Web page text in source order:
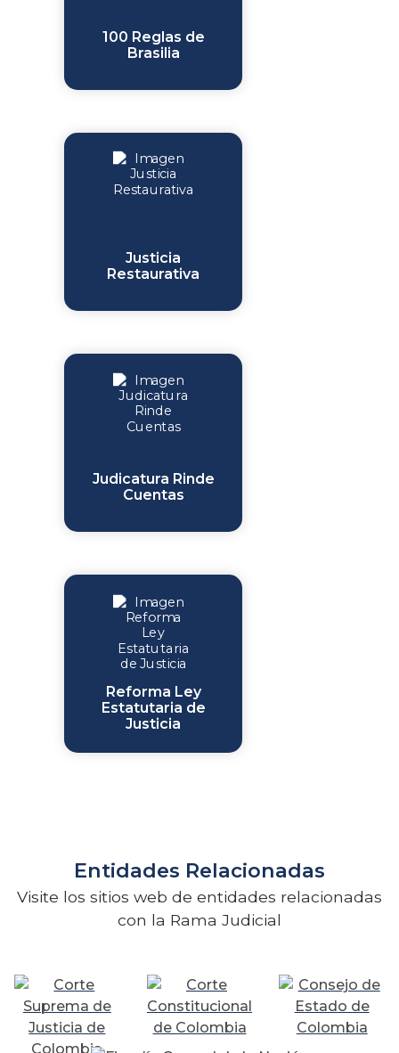
100 Reglas de
Brasilia
Justicia
Restaurativa
Judicatura Rinde
Cuentas
Reforma Ley
Estatutaria de
Justicia
Entidades Relacionadas
Visite los sitios web de entidades relacionadas
con la Rama Judicial